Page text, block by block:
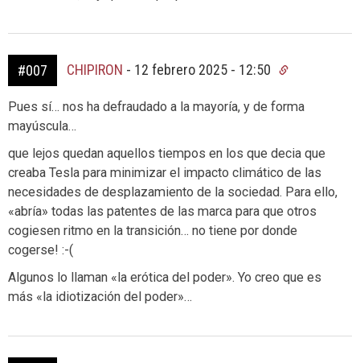
#007 CHIPIRON - 12 febrero 2025 - 12:50
Pues sí… nos ha defraudado a la mayoría, y de forma
mayúscula…
que lejos quedan aquellos tiempos en los que decia que
creaba Tesla para minimizar el impacto climático de las
necesidades de desplazamiento de la sociedad. Para ello,
«abría» todas las patentes de las marca para que otros
cogiesen ritmo en la transición… no tiene por donde
cogerse! :-(
Algunos lo llaman «la erótica del poder». Yo creo que es
más «la idiotización del poder»…